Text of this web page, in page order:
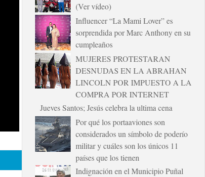
(Ver vídeo)
Influencer “La Mami Lover” es
sorprendida por Marc Anthony en su
cumpleaños
MUJERES PROTESTARAN
DESNUDAS EN LA ABRAHAN
LINCOLN POR IMPUESTO A LA
COMPRA POR INTERNET
Jueves Santos; Jesús celebra la ultima cena
Por qué los portaaviones son
considerados un símbolo de poderío
militar y cuáles son los únicos 11
países que los tienen
Indignación en el Municipio Puñal